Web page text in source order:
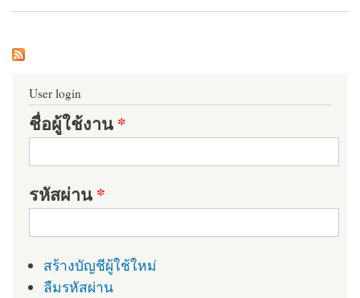
User login
ชื่อผู้ใช้งาน*
รหัสผ่าน*
สร้างบัญชีผู้ใช้ใหม่
ลืมรหัสผ่าน